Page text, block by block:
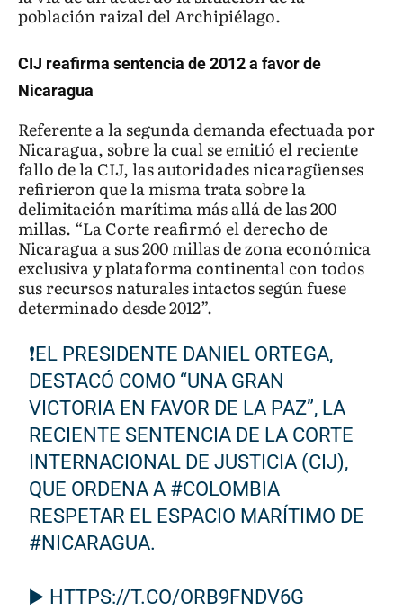
población raizal del Archipiélago.
CIJ reafirma sentencia de 2012 a favor de
Nicaragua
Referente a la segunda demanda efectuada por
Nicaragua, sobre la cual se emitió el reciente
fallo de la CIJ, las autoridades nicaragüenses
refirieron que la misma trata sobre la
delimitación marítima más allá de las 200
millas. “La Corte reafirmó el derecho de
Nicaragua a sus 200 millas de zona económica
exclusiva y plataforma continental con todos
sus recursos naturales intactos según fuese
determinado desde 2012”.
❗️EL PRESIDENTE DANIEL ORTEGA,
DESTACÓ COMO “UNA GRAN
VICTORIA EN FAVOR DE LA PAZ”, LA
RECIENTE SENTENCIA DE LA CORTE
INTERNACIONAL DE JUSTICIA (CIJ),
QUE ORDENA A #COLOMBIA
RESPETAR EL ESPACIO MARÍTIMO DE
#NICARAGUA.
▶️ HTTPS://T.CO/ORB9FNDV6G